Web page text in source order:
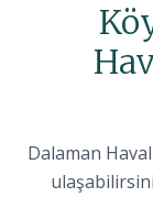
Dalaman